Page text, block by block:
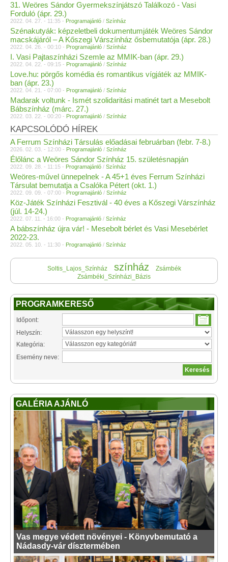
31. Weöres Sándor Gyermekszínjátszó Találkozó - Vasi
Forduló (ápr. 29.)
2022. 04. 27. - 11:35 - Programajánló / Színház
Szénakutyák: képzeletbeli dokumentumjáték Weöres Sándor
macskájáról – A Kőszegi Várszínház ősbemutatója (ápr. 28.)
2022. 04. 26. - 00:10 - Programajánló / Színház
I. Vasi Pajtaszínházi Szemle az MMIK-ban (ápr. 29.)
2022. 04. 22. - 09:15 - Programajánló / Színház
Love.hu: pörgős komédia és romantikus vígjáték az MMIK-
ban (ápr. 23.)
2022. 04. 21. - 07:00 - Programajánló / Színház
Madarak voltunk - Ismét szolidaritási matinét tart a Mesebolt
Bábszínház (márc. 27.)
2022. 03. 22. - 00:20 - Programajánló / Színház
KAPCSOLÓDÓ HÍREK
A Ferrum Színházi Társulás előadásai februárban (febr. 7-8.)
2026. 02. 03. - 12:00 - Programajánló / Színház
Élőlánc a Weöres Sándor Színház 15. születésnapján
2022. 09. 28. - 11:15 - Programajánló / Színház
Weöres-művel ünnepelnek - A 45+1 éves Ferrum Színházi
Társulat bemutatja a Csalóka Pétert (okt. 1.)
2022. 09. 09. - 07:00 - Programajánló / Színház
Köz-Játék Színházi Fesztivál - 40 éves a Kőszegi Várszínház
(júl. 14-24.)
2022. 07. 11. - 16:00 - Programajánló / Színház
A bábszínház újra vár! - Mesebolt bérlet és Vasi Mesebérlet
2022-23.
2022. 05. 10. - 11:30 - Programajánló / Színház
Soltis_Lajos_Színház színház
Zsámbék
Zsámbéki_Színházi_Bázis
PROGRAMKERESŐ
Időpont:
Helyszín:
Kategória:
Esemény neve:
GALÉRIA AJÁNLÓ
Vas megye védett növényei - Könyvbemutató a
Nádasdy-vár dísztermében